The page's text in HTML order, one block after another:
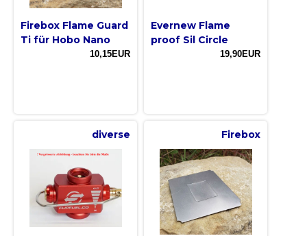
Firebox Flame Guard
Ti für Hobo Nano
10,15EUR
Evernew Flame
proof Sil Circle
19,90EUR
diverse Firebox